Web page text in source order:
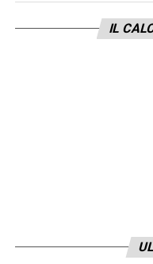
GATTUSO«Da
sarà colpa sua».
IL